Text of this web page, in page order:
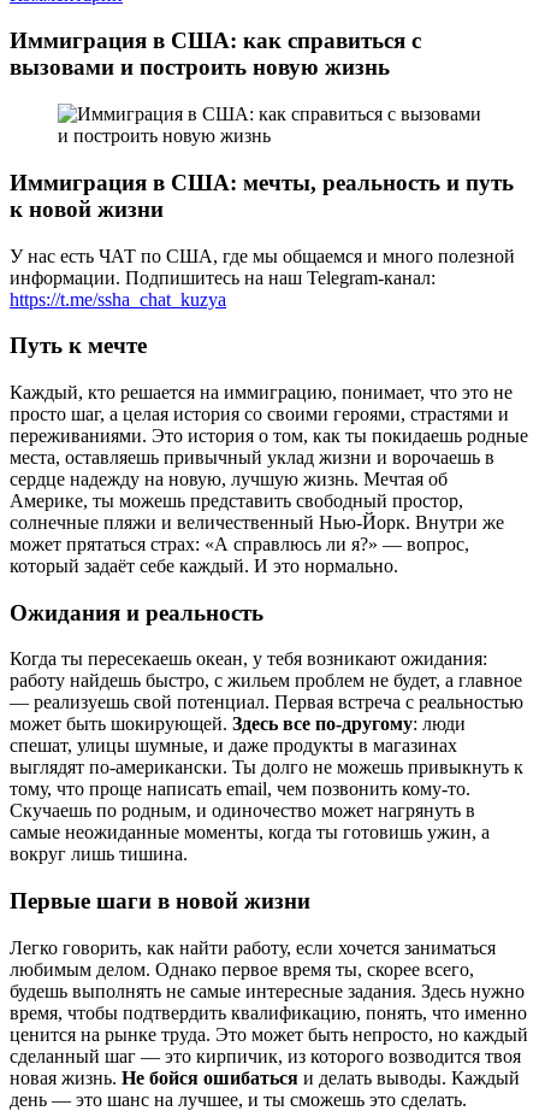
Иммиграция в США: как справиться с
вызовами и построить новую жизнь
Иммиграция в США: мечты, реальность и путь
к новой жизни
У нас есть ЧАТ по США, где мы общаемся и много полезной
информации. Подпишитесь на наш Telegram-канал:
https://t.me/ssha_chat_kuzya
Путь к мечте
Каждый, кто решается на иммиграцию, понимает, что это не
просто шаг, а целая история со своими героями, страстями и
переживаниями. Это история о том, как ты покидаешь родные
места, оставляешь привычный уклад жизни и ворочаешь в
сердце надежду на новую, лучшую жизнь. Мечтая об
Америке, ты можешь представить свободный простор,
солнечные пляжи и величественный Нью-Йорк. Внутри же
может прятаться страх: «А справлюсь ли я?» — вопрос,
который задаёт себе каждый. И это нормально.
Ожидания и реальность
Когда ты пересекаешь океан, у тебя возникают ожидания:
работу найдешь быстро, с жильем проблем не будет, а главное
— реализуешь свой потенциал. Первая встреча с реальностью
может быть шокирующей. Здесь все по-другому: люди
спешат, улицы шумные, и даже продукты в магазинах
выглядят по-американски. Ты долго не можешь привыкнуть к
тому, что проще написать email, чем позвонить кому-то.
Скучаешь по родным, и одиночество может нагрянуть в
самые неожиданные моменты, когда ты готовишь ужин, а
вокруг лишь тишина.
Первые шаги в новой жизни
Легко говорить, как найти работу, если хочется заниматься
любимым делом. Однако первое время ты, скорее всего,
будешь выполнять не самые интересные задания. Здесь нужно
время, чтобы подтвердить квалификацию, понять, что именно
ценится на рынке труда. Это может быть непросто, но каждый
сделанный шаг — это кирпичик, из которого возводится твоя
новая жизнь. Не бойся ошибаться и делать выводы. Каждый
день — это шанс на лучшее, и ты сможешь это сделать.